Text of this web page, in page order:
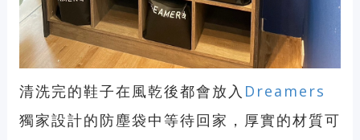
清洗完的鞋子在風乾後都會放入 Dreamers
獨家設計的防塵袋中等待回家，厚實的材質可